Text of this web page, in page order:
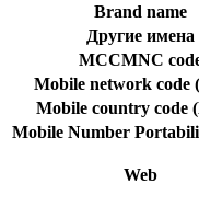
Brand name
Другие имена
MCCMNC
Mobile network code
Mobile country code
Mobile Number
Web